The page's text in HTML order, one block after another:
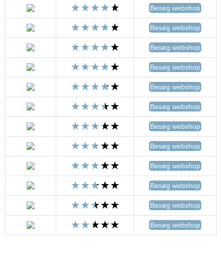
Besøg webshop
Besøg webshop
Besøg webshop
Besøg webshop
Besøg webshop
Besøg webshop
Besøg webshop
Besøg webshop
Besøg webshop
Besøg webshop
Besøg webshop
Besøg webshop